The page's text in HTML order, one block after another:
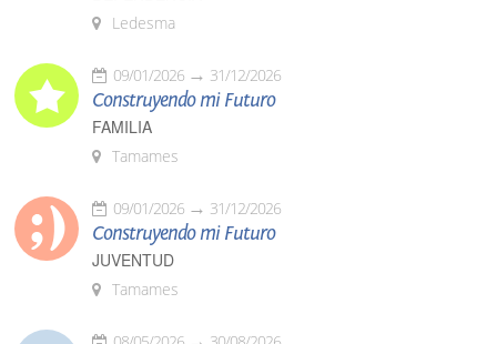
Ledesma
09/01/2026 31/12/2026
Construyendo mi Futuro
FAMILIA
Tamames
09/01/2026 31/12/2026
Construyendo mi Futuro
JUVENTUD
Tamames